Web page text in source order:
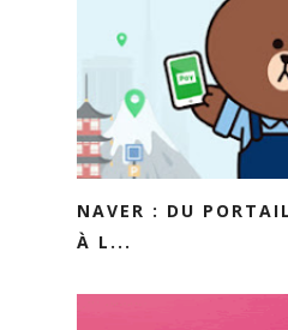
NAVER : DU
À L...